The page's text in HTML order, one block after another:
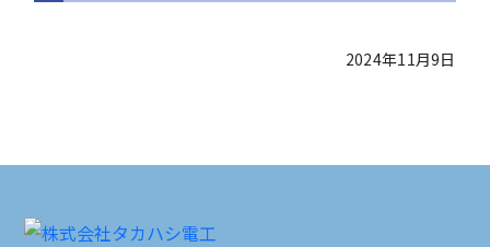
2024年11月9日